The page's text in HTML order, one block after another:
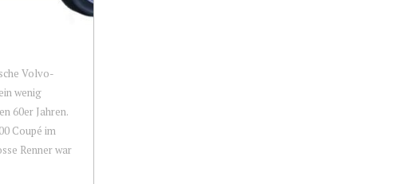
Volvo-
wenig
60er Jahren.
Coupé im
Renner war